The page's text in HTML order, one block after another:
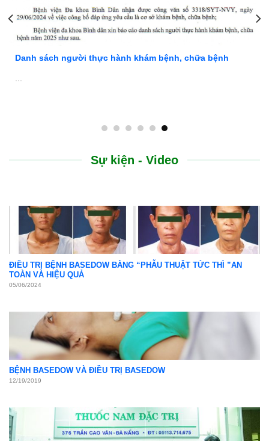
Danh sách người thực hành khám bệnh, chữa bệnh
...
Sự kiện - Video
ĐIỀU TRỊ BỆNH BASEDOW BẰNG “PHẪU THUẬT TỨC THÌ ”AN
TOÀN VÀ HIỆU QUẢ
05/06/2024
BỆNH BASEDOW VÀ ĐIỀU TRỊ BASEDOW
12/19/2019